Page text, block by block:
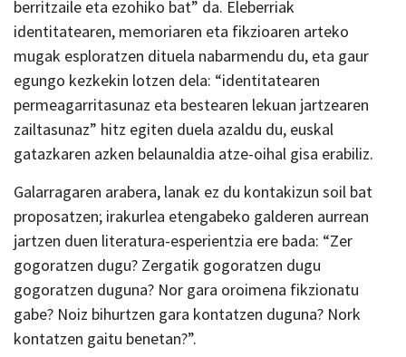
berritzaile eta ezohiko bat” da. Eleberriak
identitatearen, memoriaren eta fikzioaren arteko
mugak esploratzen dituela nabarmendu du, eta gaur
egungo kezkekin lotzen dela: “identitatearen
permeagarritasunaz eta bestearen lekuan jartzearen
zailtasunaz” hitz egiten duela azaldu du, euskal
gatazkaren azken belaunaldia atze-oihal gisa erabiliz.
Galarragaren arabera, lanak ez du kontakizun soil bat
proposatzen; irakurlea etengabeko galderen aurrean
jartzen duen literatura-esperientzia ere bada: “Zer
gogoratzen dugu? Zergatik gogoratzen dugu
gogoratzen duguna? Nor gara oroimena fikzionatu
gabe? Noiz bihurtzen gara kontatzen duguna? Nork
kontatzen gaitu benetan?”.